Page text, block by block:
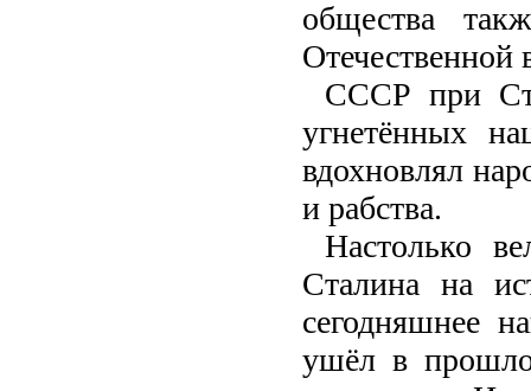
общества
Отечественной
СССР при
угнетённых
вдохновлял
и рабства.
Настолько
Сталина на
сегодняшнее
ушёл в